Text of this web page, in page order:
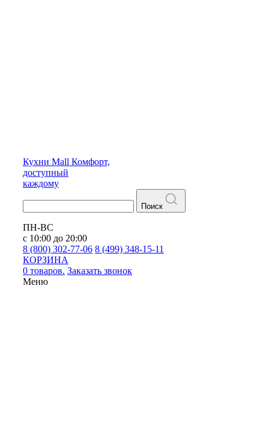
Кухни Mall Комфорт,
доступный
каждому
Поиск
ПН-ВС
с 10:00 до 20:00
8 (800) 302-77-06 8 (499) 348-15-11
КОРЗИНА
0 товаров. Заказать звонок
Меню